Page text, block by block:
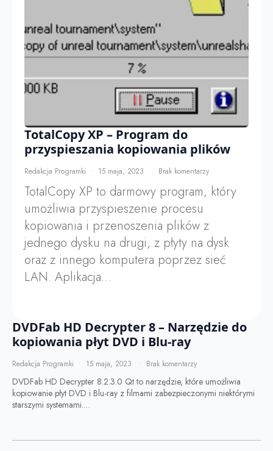
TotalCopy XP – Program do
przyspieszania kopiowania plików
Redakcja Programki 15 maja, 2023 Brak komentarzy
TotalCopy XP to darmowy program, który
umożliwia przyspieszenie procesu
kopiowania i przenoszenia plików z
jednego dysku na drugi, z płyty na dysk
oraz z innego komputera poprzez sieć
LAN. Aplikacja…
DVDFab HD Decrypter 8 – Narzędzie do
kopiowania płyt DVD i Blu-ray
Redakcja Programki 15 maja, 2023 Brak komentarzy
DVDFab HD Decrypter 8.2.3.0 Qt to narzędzie, które umożliwia
kopiowanie płyt DVD i Blu-ray z filmami zabezpieczonymi niektórymi
starszymi systemami.…